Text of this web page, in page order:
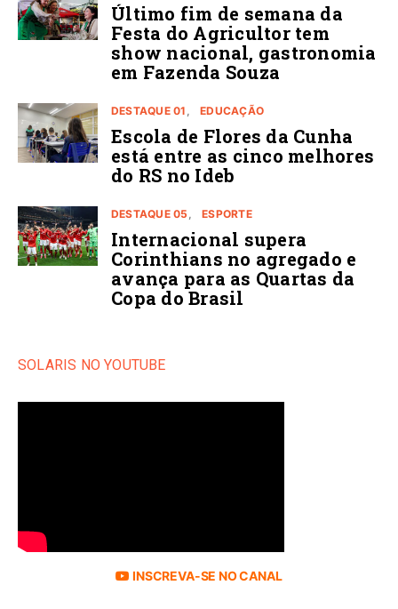
Último fim de semana da
Festa do Agricultor tem
show nacional, gastronomia
em Fazenda Souza
DESTAQUE 01 EDUCAÇÃO
Escola de Flores da Cunha
está entre as cinco melhores
do RS no Ideb
DESTAQUE 05 ESPORTE
Internacional supera
Corinthians no agregado e
avança para as Quartas da
Copa do Brasil
SOLARIS NO YOUTUBE
INSCREVA-SE NO CANAL